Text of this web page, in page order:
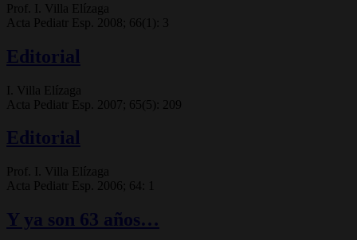
Prof. I. Villa Elízaga
Acta Pediatr Esp. 2008; 66(1): 3
Editorial
I. Villa Elízaga
Acta Pediatr Esp. 2007; 65(5): 209
Editorial
Prof. I. Villa Elízaga
Acta Pediatr Esp. 2006; 64: 1
Y ya son 63 años…